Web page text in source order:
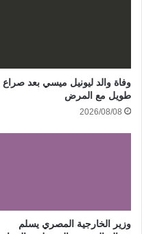
وفاة والد ليونيل ميسي بعد صراع
طويل مع المرض
2026/08/08
وزير الخارجية المصري يسلم